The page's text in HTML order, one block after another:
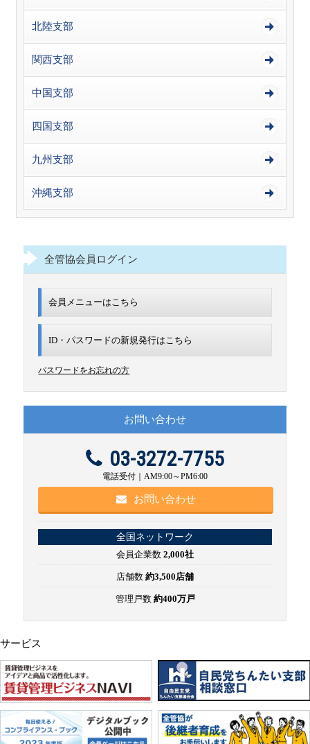
北陸支部
関西支部
中国支部
四国支部
九州支部
沖縄支部
全管協会員ログイン
会員メニューはこちら
ID・パスワードの新規発行はこちら
パスワードをお忘れの方
お問い合わせ
03-3272-7755
電話受付｜AM9:00～PM6:00
お問い合わせ
全国ネットワーク
会員企業数 2,000社
店舗数 約3,500店舗
管理戸数 約400万戸
サービス